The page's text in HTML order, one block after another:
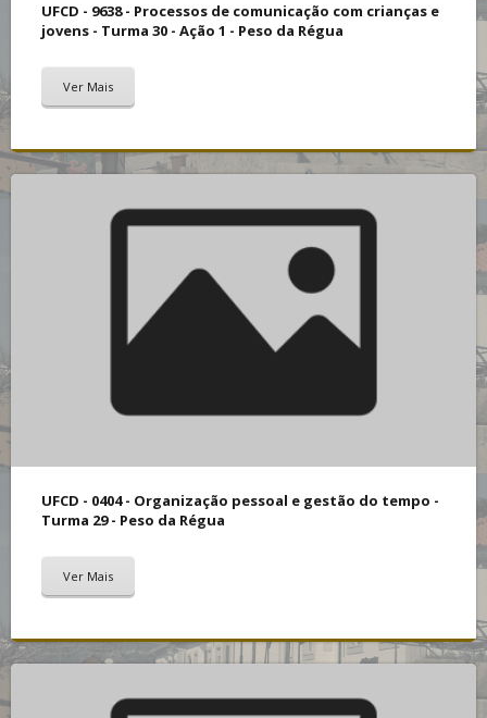
UFCD - 9638 - Processos de comunicação com crianças e
jovens - Turma 30 - Ação 1 - Peso da Régua
Ver Mais
UFCD - 0404 - Organização pessoal e gestão do tempo -
Turma 29 - Peso da Régua
Ver Mais